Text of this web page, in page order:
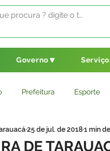
Governo🔽
Prefeitura Esporte
Educação Saneamento
DE
25 de jul. de 20181 min